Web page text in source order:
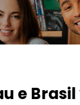
e Brasil